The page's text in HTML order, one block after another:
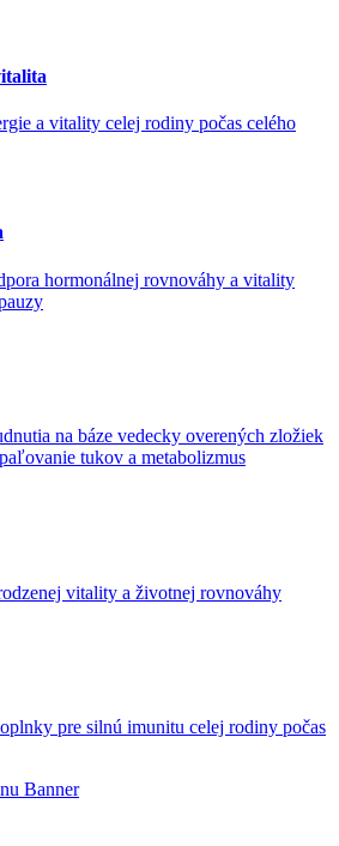
a vitality celej rodiny počas celého
hormonálnej rovnováhy a vitality
na báze vedecky overených zložiek
tukov a metabolizmus
vitality a životnej rovnováhy
pre silnú imunitu celej rodiny počas